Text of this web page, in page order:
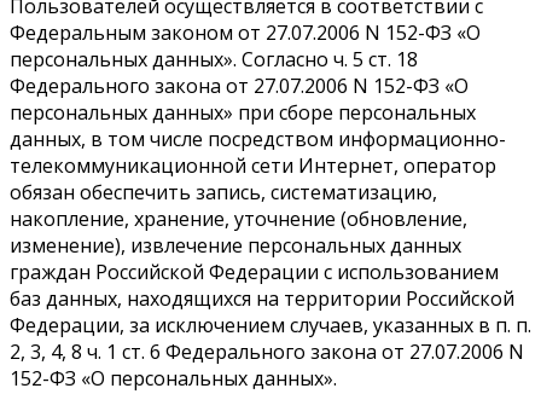
Пользователей осуществляется в соответствии с
Федеральным законом от 27.07.2006 N 152-ФЗ «О
персональных данных». Согласно ч. 5 ст. 18
Федерального закона от 27.07.2006 N 152-ФЗ «О
персональных данных» при сборе персональных
данных, в том числе посредством информационно-
телекоммуникационной сети Интернет, оператор
обязан обеспечить запись, систематизацию,
накопление, хранение, уточнение (обновление,
изменение), извлечение персональных данных
граждан Российской Федерации с использованием
баз данных, находящихся на территории Российской
Федерации, за исключением случаев, указанных в п. п.
2, 3, 4, 8 ч. 1 ст. 6 Федерального закона от 27.07.2006 N
152-ФЗ «О персональных данных».